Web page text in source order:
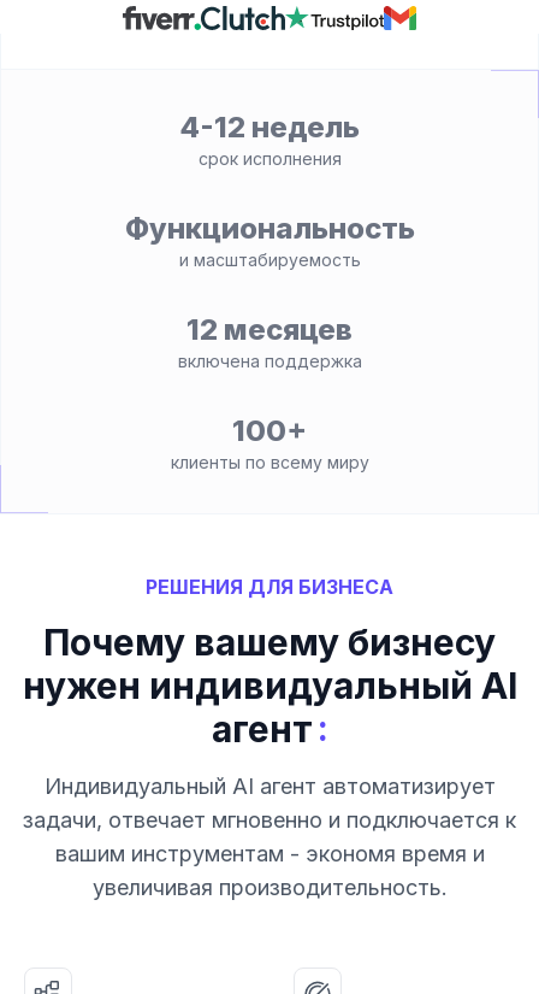
4-12 недель
срок исполнения
Функциональность
и масштабируемость
12 месяцев
включена поддержка
100+
клиенты по всему миру
РЕШЕНИЯ ДЛЯ БИЗНЕСА
Почему вашему бизнесу
нужен индивидуальный AI
агент:
Индивидуальный AI агент автоматизирует
задачи, отвечает мгновенно и подключается к
вашим инструментам - экономя время и
увеличивая производительность.